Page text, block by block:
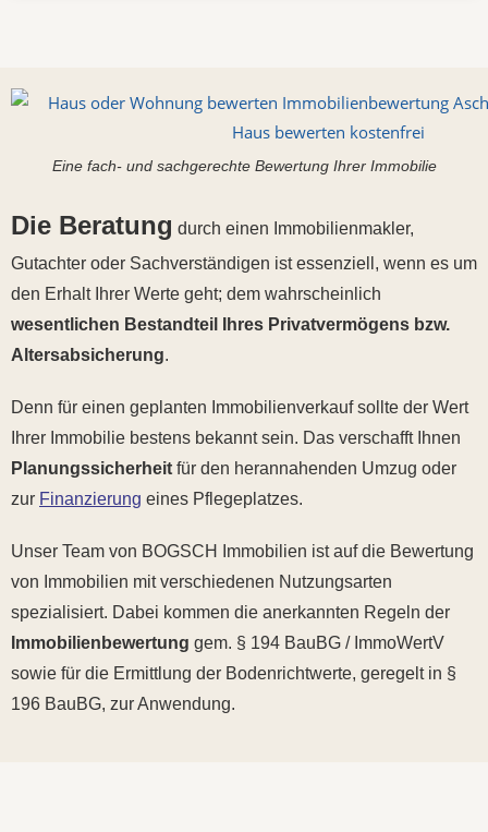
Die Beratung durch einen Immobilienmakler,
Gutachter oder Sachverständigen ist essenziell, wenn es um
den Erhalt Ihrer Werte geht; dem wahrscheinlich
wesentlichen Bestandteil Ihres Privatvermögens bzw.
Altersabsicherung.
Denn für einen geplanten Immobilienverkauf sollte der Wert
Ihrer Immobilie bestens bekannt sein. Das verschafft Ihnen
Planungssicherheit für den herannahenden Umzug oder
zur Finanzierung eines Pflegeplatzes.
Unser Team von BOGSCH Immobilien ist auf die Bewertung
von Immobilien mit verschiedenen Nutzungsarten
spezialisiert. Dabei kommen die anerkannten Regeln der
Immobilienbewertung gem. § 194 BauBG / ImmoWertV
sowie für die Ermittlung der Bodenrichtwerte, geregelt in §
196 BauBG, zur Anwendung.
Eine fach- und sachgerechte Bewertung Ihrer Immobilie